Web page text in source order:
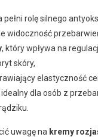
pełni rolę silnego
widoczność
, który wpływa na
skóry,
elastyczność
dla osób z
uwagę na kremy